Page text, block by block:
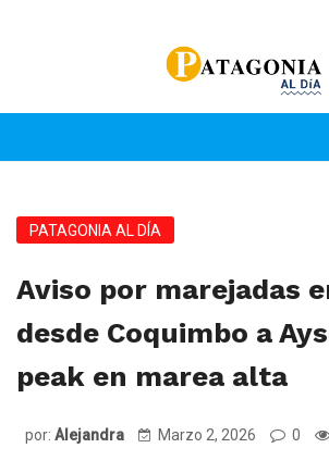
PATAGONIA AL DÍA
Aviso por marejadas
desde Coquimbo a
peak en marea alta
por: Alejandra Marzo 2, 2026 0